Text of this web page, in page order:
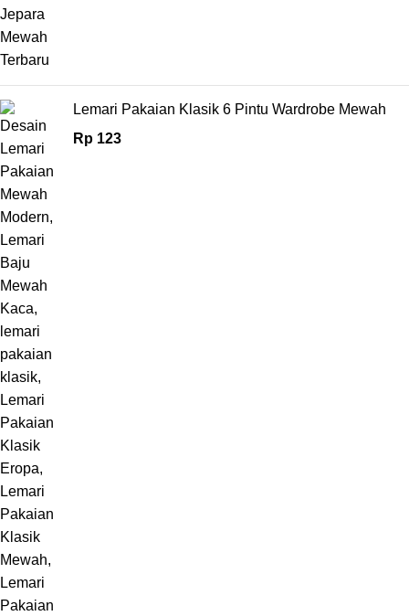
Lemari Pakaian Klasik 6 Pintu Wardrobe Mewah
Rp 123